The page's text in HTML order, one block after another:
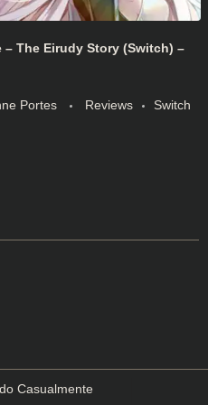
The Eirudy Story (Switch) –
Portes Reviews Switch
Casualmente